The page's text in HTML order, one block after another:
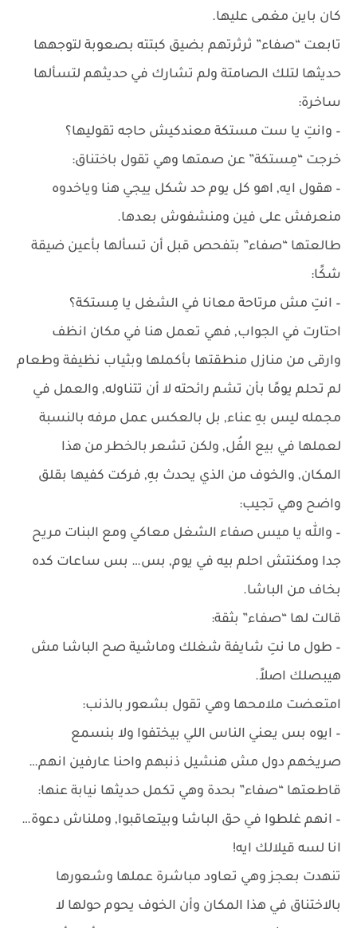
كان باين مغمى عليها.
تابعت “صفاء” ثرثرتهم بضيق كبتته بصعوبة لتوجهها
حديثها لتلك الصامتة ولم تشارك في حديثهم لتسألها
ساخرة:
– وانتِ يا ست مستكة معندكيش حاجه تقوليها؟
خرجت “مِستكة” عن صمتها وهي تقول باختناق:
– هقول ايه, اهو كل يوم حد شكل ييجي هنا وياخدوه
منعرفش على فين ومنشفوش بعدها.
طالعتها “صفاء” بتفحص قبل أن تسألها بأعين ضيقة
شكًا:
– انتِ مش مرتاحة معانا في الشغل يا مِستكة؟
احتارت في الجواب, فهي تعمل هنا في مكان انظف
وارقى من منازل منطقتها بأكملها وبثياب نظيفة وطعام
لم تحلم يومًا بأن تشم رائحته لا أن تتناوله, والعمل في
مجمله ليس بهِ عناء, بل بالعكس عمل مرفه بالنسبة
لعملها في بيع الفُل, ولكن تشعر بالخطر من هذا
المكان, والخوف من الذي يحدث بهِ, فركت كفيها بقلق
واضح وهي تجيب:
– والله يا ميس صفاء الشغل معاكي ومع البنات مريح
جدا ومكنتش احلم بيه في يوم, بس… بس ساعات كده
بخاف من الباشا.
قالت لها “صفاء” بثقة:
– طول ما نتِ شايفة شغلك وماشية صح الباشا مش
هيبصلك اصلاً.
امتعضت ملامحها وهي تقول بشعور بالذنب:
– ايوه بس يعني الناس اللي بيختفوا ولا بنسمع
صريخهم دول مش هنشيل ذنبهم واحنا عارفين انهم…
قاطعتها “صفاء” بحدة وهي تكمل حديثها نيابة عنها:
– انهم غلطوا في حق الباشا وبيتعاقبوا, وملناش دعوة…
انا لسه قيلالك ايه!
تنهدت بعجز وهي تعاود مباشرة عملها وشعورها
بالاختناق في هذا المكان وأن الخوف يحوم حولها لا